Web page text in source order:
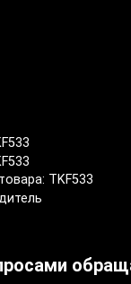
TKF533